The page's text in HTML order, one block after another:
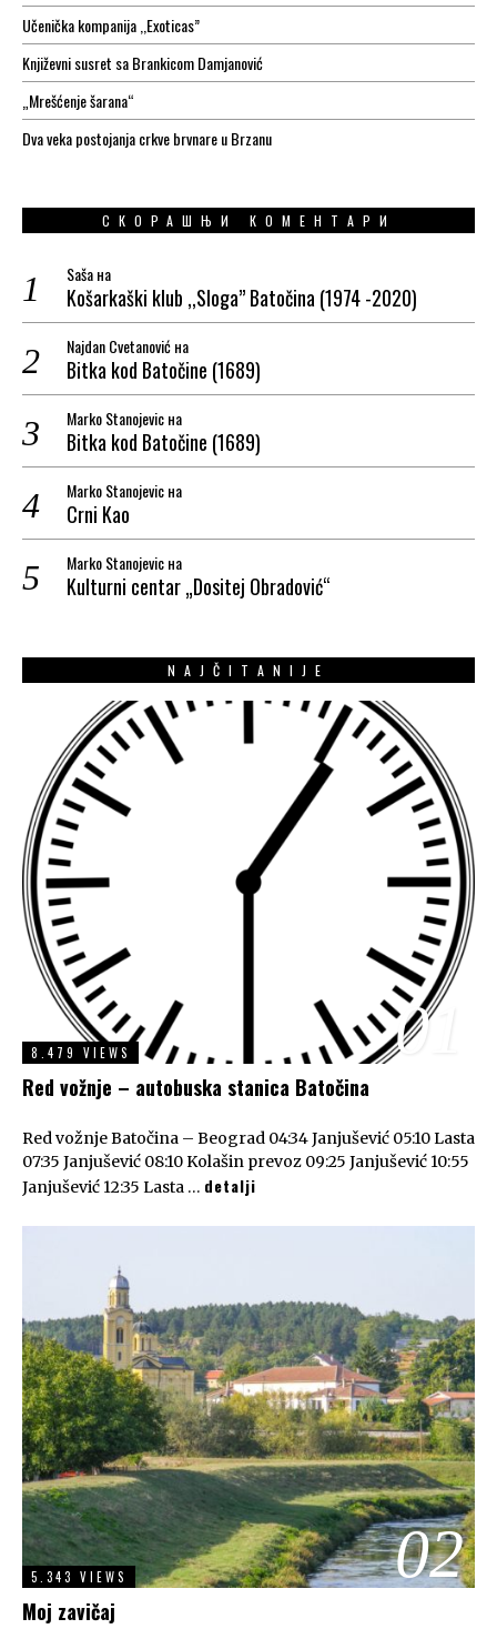
Učenička kompanija ,,Exoticas”
Književni susret sa Brankicom Damjanović
„Mrešćenje šarana“
Dva veka postojanja crkve brvnare u Brzanu
СКОРАШЊИ КОМЕНТАРИ
Sašaна
Košarkaški klub ,,Sloga” Batočina (1974 -2020)
Najdan Cvetanovićна
Bitka kod Batočine (1689)
Marko Stanojevicна
Bitka kod Batočine (1689)
Marko Stanojevicна
Crni Kao
Marko Stanojevicна
Kulturni centar „Dositej Obradović“
NAJČITANIJE
8.479 VIEWS 01
Red vožnje – autobuska stanica Batočina
Red vožnje Batočina – Beograd 04:34 Janjušević 05:10 Lasta
07:35 Janjušević 08:10 Kolašin prevoz 09:25 Janjušević 10:55
Janjušević 12:35 Lasta … detalji
5.343 VIEWS 02
Moj zavičaj